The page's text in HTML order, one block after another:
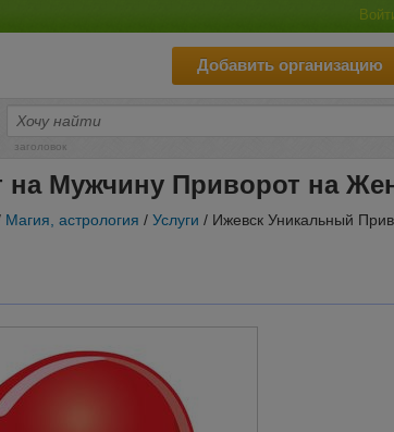
Добавить организацию
заголовок
Мужчину Приворот на
Магия, астрология / Услуги / Ижевск Уникальный